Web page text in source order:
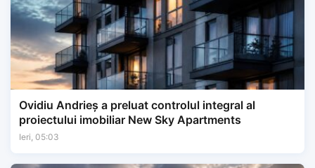
Ovidiu Andrieș a preluat controlul integral al
proiectului imobiliar New Sky Apartments
Ieri, 05:03